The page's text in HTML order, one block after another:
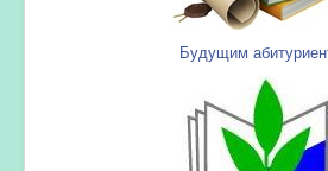
Будущим